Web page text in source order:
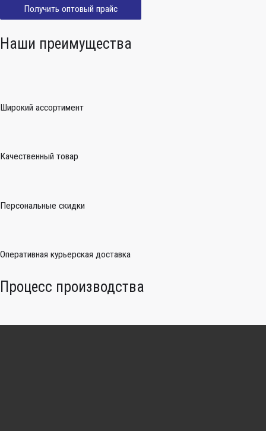
Получить оптовый прайс
Наши преимущества
Широкий ассортимент
Качественный товар
Персональные скидки
Оперативная курьерская доставка
Процесс производства